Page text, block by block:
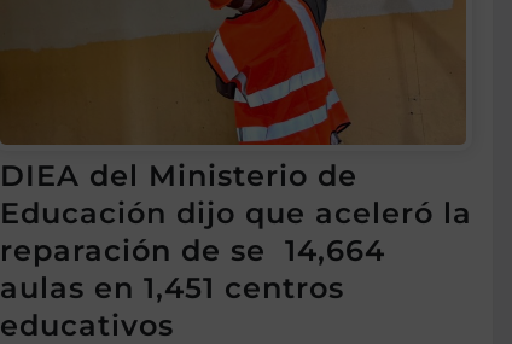
DIEA del Ministerio de
Educación dijo que aceleró la
reparación de se 14,664
aulas en 1,451 centros
educativos